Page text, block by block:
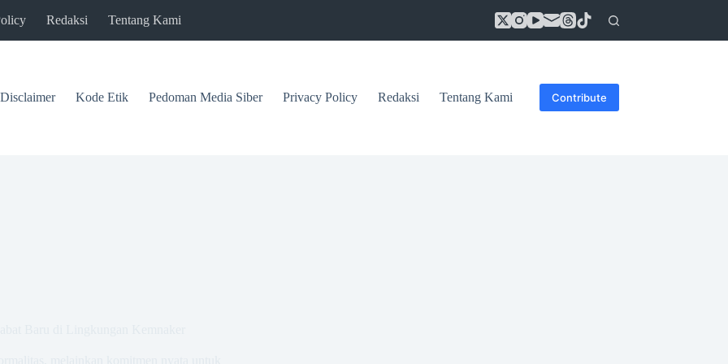
Redaksi Tentang Kami
Disclaimer Kode Etik Pedoman Media Siber Privacy Policy Redaksi Tentang Kami Contribute